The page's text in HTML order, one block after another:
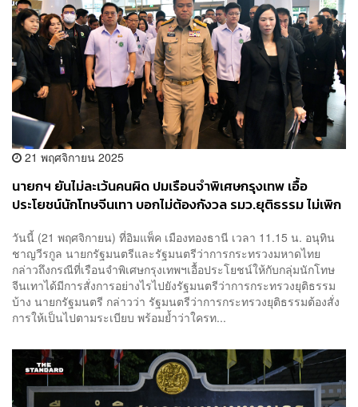
21 พฤศจิกายน 2025
นายกฯ ยันไม่ละเว้นคนผิด ปมเรือนจำพิเศษกรุงเทพ เอื้อ
ประโยชน์นักโทษจีนเทา บอกไม่ต้องกังวล รมว.ยุติธรรม ไม่เพิก
วันนี้ (21 พฤศจิกายน) ที่อิมแพ็ค เมืองทองธานี เวลา 11.15 น. อนุทิน
ชาญวีรกูล นายกรัฐมนตรีและรัฐมนตรีว่าการกระทรวงมหาดไทย
กล่าวถึงกรณีที่เรือนจำพิเศษกรุงเทพฯเอื้อประโยชน์ให้กับกลุ่มนักโทษ
จีนเทาได้มีการสั่งการอย่างไรไปยังรัฐมนตรีว่าการกระทรวงยุติธรรม
บ้าง นายกรัฐมนตรี กล่าวว่า รัฐมนตรีว่าการกระทรวงยุติธรรมต้องสั่ง
การให้เป็นไปตามระเบียบ พร้อมย้ำว่าใครท...